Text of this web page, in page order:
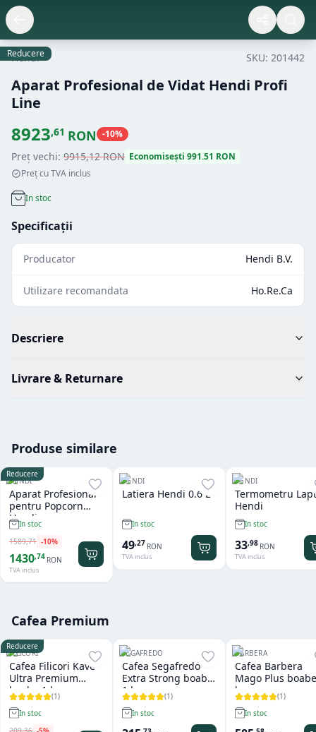
Reducere
Hendi SKU: 201442
Aparat Profesional de Vidat Hendi Profi
Line
8923,61 RON -10%
Preț vechi: 9915,12RON Economisești 991.51 RON
Preț cu TVA inclus
In stoc
Specificații
Producator Hendi B.V.
Utilizare recomandata Ho.Re.Ca
Descriere
Livrare & Returnare
Produse similare
Reducere
HENDI
Aparat Profesional
pentru Popcorn
Hendi
In stoc
1589,71 -10%
1430,74 RON
TVA inclus
HENDI
Latiera Hendi 0.6 L
In stoc
49,27 RON
TVA inclus
HENDI
Termometru
Hendi
In stoc
33,98 RON
TVA inclus
Cafea Premium
Reducere
FILICORI
Cafea Filicori Kave
Ultra Premium
boabe 1 kg
(1)
In stoc
SEGAFREDO
Cafea Segafredo
Extra Strong boabe
1 kg
(1)
In stoc
BARBERA
Cafea Barbera
Mago Plus
kg
(1)
In stoc